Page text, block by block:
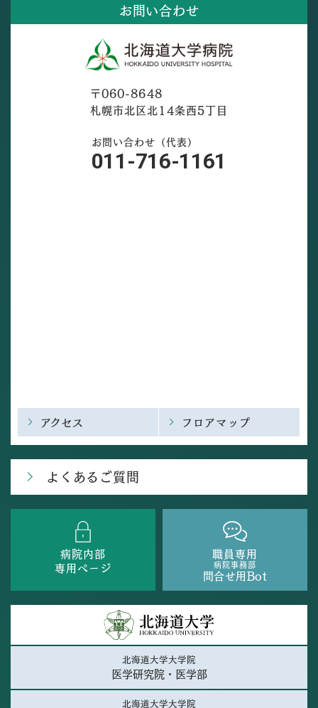
お問い合わせ
〒060-8648
札幌市北区北14条西5丁目
お問い合わせ（代表）
011-716-1161
アクセス フロアマップ
よくあるご質問
病院内部
専用ページ
職員専用
病院事務部
問合せ用Bot
北海道大学大学院
医学研究院・医学部
北海道大学大学院